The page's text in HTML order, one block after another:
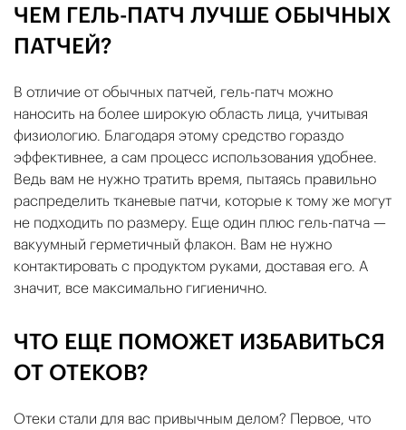
ЧЕМ ГЕЛЬ-ПАТЧ ЛУЧШЕ ОБЫЧНЫХ
ПАТЧЕЙ?
В отличие от обычных патчей, гель-патч можно
наносить на более широкую область лица, учитывая
физиологию. Благодаря этому средство гораздо
эффективнее, а сам процесс использования удобнее.
Ведь вам не нужно тратить время, пытаясь правильно
распределить тканевые патчи, которые к тому же могут
не подходить по размеру. Еще один плюс гель-патча —
вакуумный герметичный флакон. Вам не нужно
контактировать с продуктом руками, доставая его. А
значит, все максимально гигиенично.
ЧТО ЕЩЕ ПОМОЖЕТ ИЗБАВИТЬСЯ
ОТ ОТЕКОВ?
Отеки стали для вас привычным делом? Первое, что